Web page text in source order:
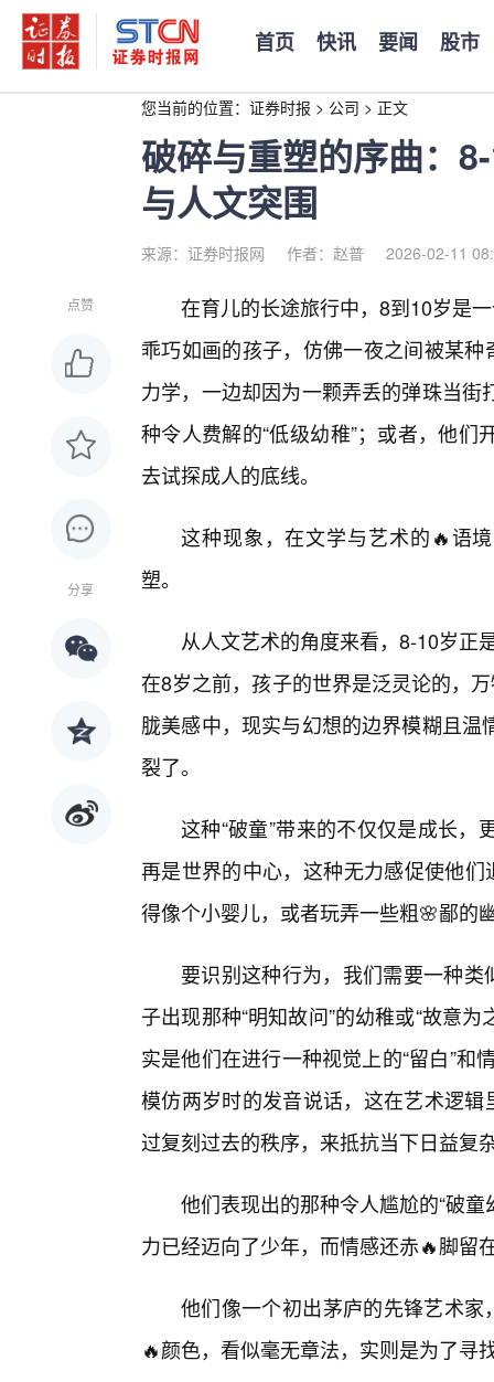
首页 快讯 要闻 股市
您当前的位置： 证券时报 > 公司 > 正文
破碎与重塑的序曲：
与人文突围
来源：证券时报网 作者：赵普 2026-02-11
点赞
分享
在育儿的长途旅行中，8到10岁是
乖巧如画的孩子，仿佛一夜之间被某
力学，一边却因为一颗弄丢的弹珠当
种令人费解的“低级幼稚”；或者，他
去试探成人的底线。
这种现象，在文学与艺术的🔥语
塑。
从人文艺术的角度来看，8-10岁正
在8岁之前，孩子的世界是泛灵论的，
胧美感中，现实与幻想的边界模糊且
裂了。
这种“破童”带来的不仅仅是成长
再是世界的中心，这种无力感促使他
得像个小婴儿，或者玩弄一些粗🌸鄙的
要识别这种行为，我们需要一种类
子出现那种“明知故问”的幼稚或“故意
实是他们在进行一种视觉上的“留白”和
模仿两岁时的发音说话，这在艺术逻
过复刻过去的秩序，来抵抗当下日益复
他们表现出的那种令人尴尬的“破
力已经迈向了少年，而情感还赤🔥脚留
他们像一个初出茅庐的先锋艺术家
🔥颜色，看似毫无章法，实则是为了寻